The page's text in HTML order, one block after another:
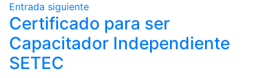
Entrada siguiente
Certificado para ser
Capacitador Independiente
SETEC